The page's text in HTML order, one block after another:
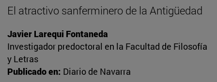
El atractivo sanferminero de la Antigüedad
Javier Larequi Fontaneda
Investigador predoctoral en la Facultad de Filosofía
y Letras
Publicado en: Diario de Navarra